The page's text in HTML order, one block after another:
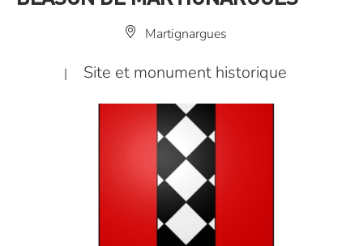
Martignargues
| Site et monument historique